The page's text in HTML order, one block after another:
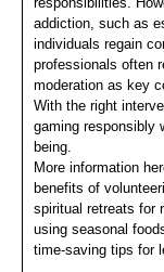
addiction, such as
individuals regain
professionals often
moderation as key
With the right
gaming responsibly
being.
More information
benefits of
spiritual retreats for
using seasonal
time-saving tips for